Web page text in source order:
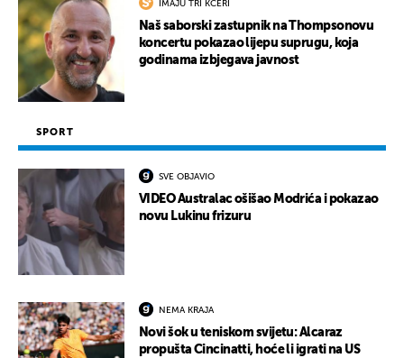
IMAJU TRI KĆERI
Naš saborski zastupnik na Thompsonovu
koncertu pokazao lijepu suprugu, koja
godinama izbjegava javnost
SPORT
SVE OBJAVIO
VIDEO Australac ošišao Modrića i pokazao
novu Lukinu frizuru
NEMA KRAJA
Novi šok u teniskom svijetu: Alcaraz
propušta Cincinatti, hoće li igrati na US